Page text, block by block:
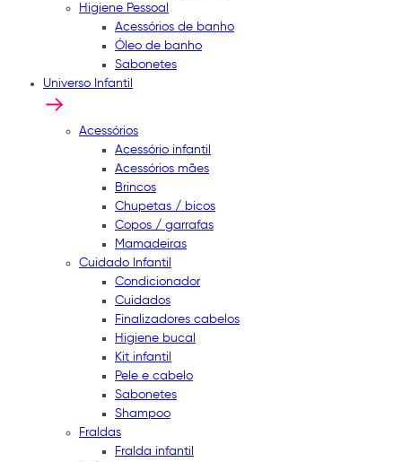
Higiene Pessoal
Acessórios de banho
Óleo de banho
Sabonetes
Universo Infantil
Acessórios
Acessório infantil
Acessórios mães
Brincos
Chupetas / bicos
Copos / garrafas
Mamadeiras
Cuidado Infantil
Condicionador
Cuidados
Finalizadores cabelos
Higiene bucal
Kit infantil
Pele e cabelo
Sabonetes
Shampoo
Fraldas
Fralda infantil